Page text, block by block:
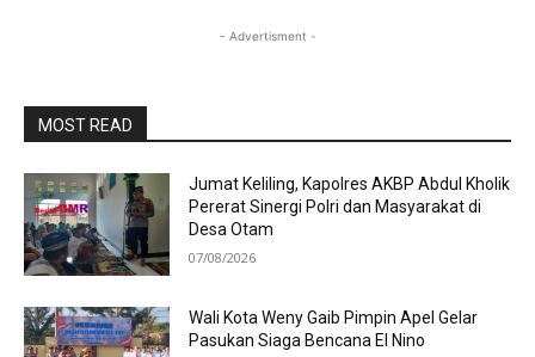
- Advertisment -
MOST READ
Jumat Keliling, Kapolres AKBP Abdul Kholik
Pererat Sinergi Polri dan Masyarakat di
Desa Otam
07/08/2026
Wali Kota Weny Gaib Pimpin Apel Gelar
Pasukan Siaga Bencana El Nino